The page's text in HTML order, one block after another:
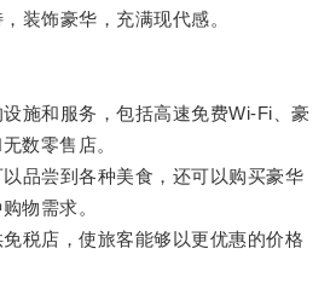
饰豪华，充满现代感。
和服务，包括高速免费Wi-Fi、豪
数零售店。
尝到各种美食，还可以购买豪华
物需求。
店，使旅客能够以更优惠的价格